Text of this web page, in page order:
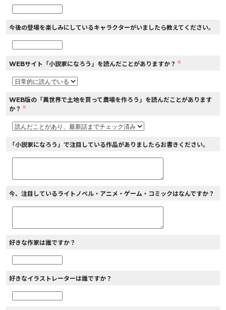
今後の登場を楽しみにしているキャラクターがいましたら教えてください。
WEBサイト「小説家になろう」を読んだことがありますか？ ※
WEB版の「異世界で土地を買って農場を作ろう」を読んだことがあります
か？ ※
「小説家になろう」で注目している作品がありましたらお書きください。
今、注目しているライトノベル・アニメ・ゲーム・コミックはなんですか？
好きな作家は誰ですか？
好きなイラストレーターは誰ですか？